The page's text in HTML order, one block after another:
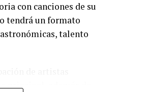
con canciones de su
tendrá un formato
talento
principal, además de